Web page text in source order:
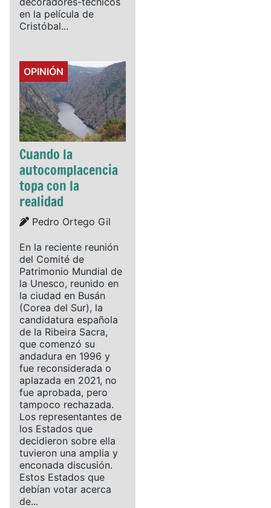
en la película de
Cristóbal...
Details
OPINIÓN
Cuando la
autocomplacencia
topa con la
realidad
Details
Pedro Ortego Gil
En la reciente reunión
del Comité de
Patrimonio Mundial de
la Unesco, reunido en
la ciudad en Busán
(Corea del Sur), la
candidatura española
de la Ribeira Sacra,
que comenzó su
andadura en 1996 y
fue reconsiderada o
aplazada en 2021, no
fue aprobada, pero
tampoco rechazada.
Los representantes de
los Estados que
decidieron sobre ella
tuvieron una amplia y
enconada discusión.
Estos Estados que
debían votar acerca
de...